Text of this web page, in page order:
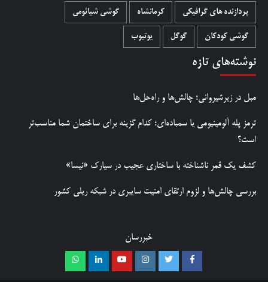
پردازنده های گرافیکی کرمانشاه گوشی شیائومی
گوشی کودکان گوگل یوتیوب
نوشته‌های تازه
مبل در زیرشیروانی؛ چالش‌ها و راه‌حل‌ها
ترمز پله آلومینیومی یا سمباده‌ای؛ کدام گزینه برای ساختمان شما مناسب‌تر
است؟
کشف یک قمر ناشناخته با ساختاری عجیب در سیارک «نیسا»
بررسی چالش‌ها و لزوم ارتقای امنیت سایبری در شبکه ریلی کشور
خبررسان